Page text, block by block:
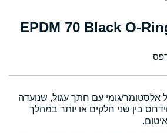
אלסטומר/גומי עם חתך עגול, שנועדה
בין שני חלקים או יותר במהלך